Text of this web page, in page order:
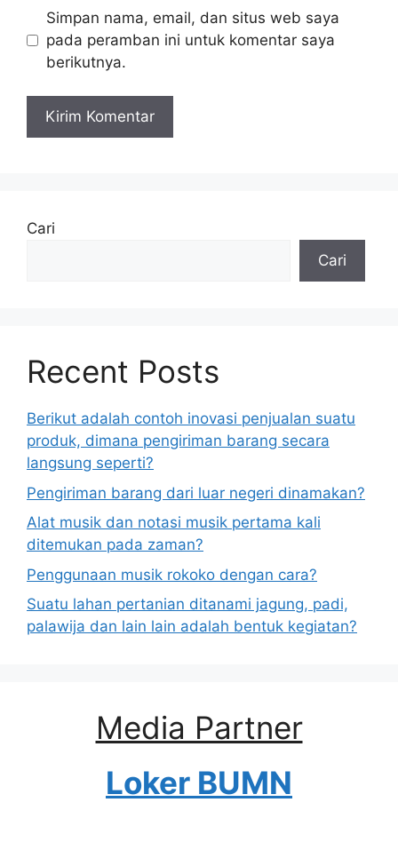
Simpan nama, email, dan situs web saya
pada peramban ini untuk komentar saya
berikutnya.
Cari
Cari
Recent Posts
Berikut adalah contoh inovasi penjualan suatu
produk, dimana pengiriman barang secara
langsung seperti?
Pengiriman barang dari luar negeri dinamakan?
Alat musik dan notasi musik pertama kali
ditemukan pada zaman?
Penggunaan musik rokoko dengan cara?
Suatu lahan pertanian ditanami jagung, padi,
palawija dan lain lain adalah bentuk kegiatan?
Media Partner
Loker BUMN